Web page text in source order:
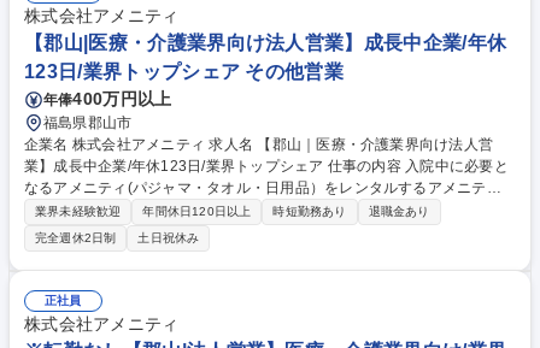
減に貢献する事で、患者様、利用者様へのサービス向上に直結する為、大
変やりがいのあるお仕事です。 ★2007年の設立以来、従業員数2,600名を
超える企業に成長した優良企業！ 募集職種 ※転勤なし【福岡｜法人営
業】医療・介護業界向け/業界トップシェアの成長企業
株式会社アメニティ
【郡山|医療・介護業界向け法人営業】成長中企業/年休
123日/業界トップシェア その他営業
年俸400万円以上
福島県郡山市
企業名 株式会社アメニティ 求人名 【郡山｜医療・介護業界向け法人営
業】成長中企業/年休123日/業界トップシェア 仕事の内容 入院中に必要と
なるアメニティ(パジャマ・タオル・日用品）をレンタルするアメニティ
サポートシステムを提供している当社にて、病院・介護施設向けの提案営
業をお任せ致します。 アメニティのレンタルサービスの提案だけでなく、
人材派遣・紹介等幅広く事業展開しているため、多角的に提案ができるこ
ともポイントの一つです。社会貢献性も高く、今後の高齢化社会において
成長が見込める産業です。 また、病院や介護施設の業務軽減に貢献する事
で、患者様、利用者様へのサービス向上に直結する為、大変やりがいのあ
るお仕事です。 ★2007年の設立以来、従業員数2,600名を超える企業に成
業界未経験歓迎 年間休日120日以上 時短勤務あり
退職金あり
完全週休2日制
土日祝休み
正社員
株式会社アメニティ